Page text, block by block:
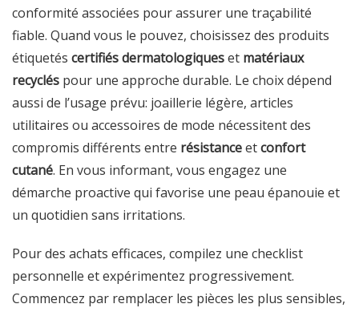
conformité associées pour assurer une traçabilité
fiable. Quand vous le pouvez, choisissez des produits
étiquetés certifiés dermatologiqueset matériaux
recyclés pour une approche durable. Le choix dépend
aussi de l’usage prévu: joaillerie légère, articles
utilitaires ou accessoires de mode nécessitent des
compromis différents entre résistanceetconfort
cutané. En vous informant, vous engagez une
démarche proactive qui favorise une peau épanouie et
un quotidien sans irritations.
Pour des achats efficaces, compilez une checklist
personnelle et expérimentez progressivement.
Commencez par remplacer les pièces les plus sensibles,